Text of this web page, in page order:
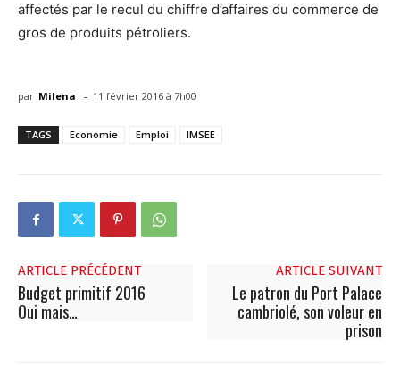
affectés par le recul du chiffre d’affaires du commerce de
gros de produits pétroliers.
par Milena - 11 février 2016 à 7h00
TAGS Economie Emploi IMSEE
ARTICLE PRÉCÉDENT
Budget primitif 2016
Oui mais…
ARTICLE SUIVANT
Le patron du Port Palace
cambriolé, son voleur en
prison